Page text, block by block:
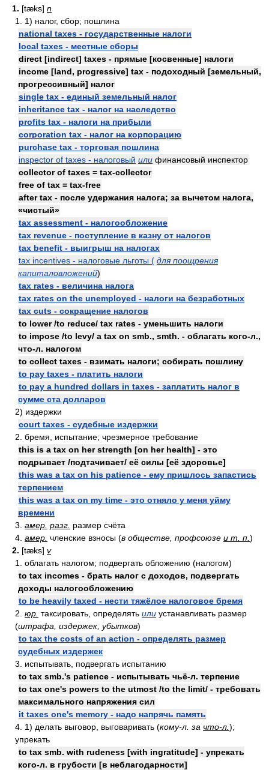
1. [tæks] n
1. 1) налог, сбор; пошлина
national taxes - государственные налоги
local taxes - местные сборы
direct [indirect] taxes - прямые [косвенные] налоги
income [land, progressive] tax - подоходный [земельный,
прогрессивный] налог
single tax - единый земельный налог
inheritance tax - налог на наследство
profits tax - налоги на прибыли
corporation tax - налог на корпорацию
purchase tax - торговая пошлина
inspector of taxes - налоговый или финансовый инспектор
collector of taxes = tax-collector
free of tax = tax-free
after tax - после удержания налога; за вычетом налога,
«чистый»
tax assessment - налогообложение
tax revenue - поступление в казну от налогов
tax benefit - выигрыш на налогах
tax incentives - налоговые льготы ( для поощрения
капиталовложений)
tax rates - величина налога
tax rates on the unemployed - налоги на безработных
tax cuts - сокращение налогов
to lower /to reduce/ tax rates - уменьшить налоги
to impose /to levy/ a tax on smb., smth. - облагать кого-л.,
что-л. налогом
to collect taxes - взимать налоги; собирать пошлину
to pay taxes - платить налоги
to pay a hundred dollars in taxes - заплатить налог в
сумме ста долларов
2) издержки
court taxes - судебные издержки
2. бремя, испытание; чрезмерное требование
this is a tax on her strength [on her health] - это
подрывает /подтачивает/ её силы [её здоровье]
this was a tax on his patience - ему пришлось запастись
терпением
this was a tax on my time - это отняло у меня уйму
времени
3. амер. разг. размер счёта
4. амер. членские взносы (в обществе, профсоюзе и т. п. )
2. [tæks] v
1. облагать налогом; подвергать обложению (налогом)
to tax incomes - брать налог с доходов, подвергать
доходы налогообложению
to be heavily taxed - нести тяжёлое налоговое бремя
2. юр. таксировать, определять или устанавливать размер
(штрафа, издержек, убытков)
to tax the costs of an action - определять размер
судебных издержек
3. испытывать, подвергать испытанию
to tax smb.'s patience - испытывать чьё-л. терпение
to tax one's powers to the utmost /to the limit/ - требовать
максимального напряжения сил
it taxes one's memory - надо напрячь память
4. 1) делать выговор, выговаривать (кому-л. за что-л. );
упрекать
to tax smb. with rudeness [with ingratitude] - упрекать
кого-л. в грубости [в неблагодарности]